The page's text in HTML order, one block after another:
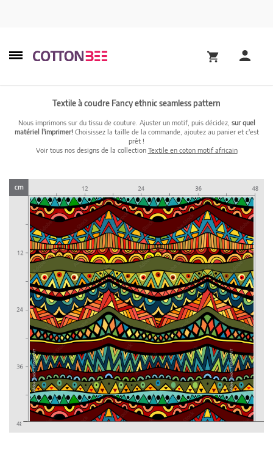
Textile à coudre Fancy ethnic seamless pattern
Nous imprimons sur du tissu de couture. Ajuster un motif, puis décidez, sur quel
matériel l'imprimer!Choisissez la taille de la commande, ajoutez au panier et c'est
prêt !
Voir tous nos designs de la collection Textile en coton motif africain